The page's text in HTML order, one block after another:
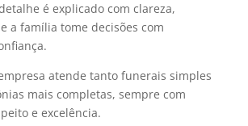
é explicado com clareza,
a família tome decisões com
atende tanto funerais simples
mais completas, sempre com
e excelência.